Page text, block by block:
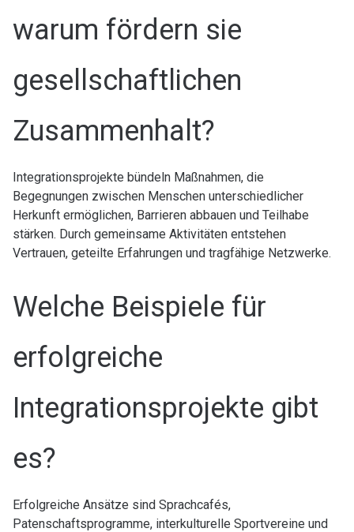
warum fördern sie
gesellschaftlichen
Zusammenhalt?
Integrationsprojekte bündeln Maßnahmen, die
Begegnungen zwischen Menschen unterschiedlicher
Herkunft ermöglichen, Barrieren abbauen und Teilhabe
stärken. Durch gemeinsame Aktivitäten entstehen
Vertrauen, geteilte Erfahrungen und tragfähige Netzwerke.
Welche Beispiele für
erfolgreiche
Integrationsprojekte gibt
es?
Erfolgreiche Ansätze sind Sprachcafés,
Patenschaftsprogramme, interkulturelle Sportvereine und